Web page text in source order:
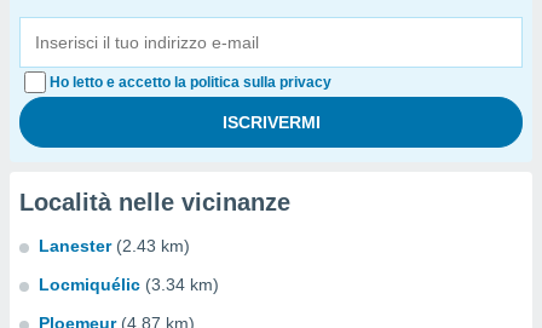
Ho letto e accetto la politica sulla privacy
Località nelle vicinanze
Lanester (2.43 km)
Locmiquélic (3.34 km)
Ploemeur (4.87 km)